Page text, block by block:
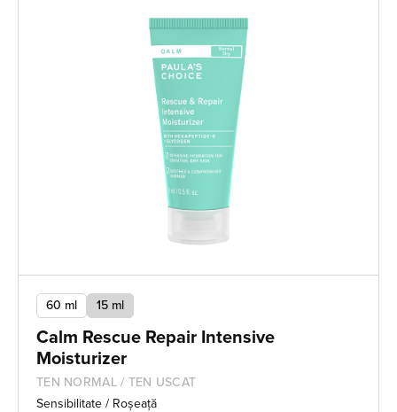
60 ml 15 ml
Calm Rescue Repair Intensive
Moisturizer
TEN NORMAL / TEN USCAT
Sensibilitate / Roșeață